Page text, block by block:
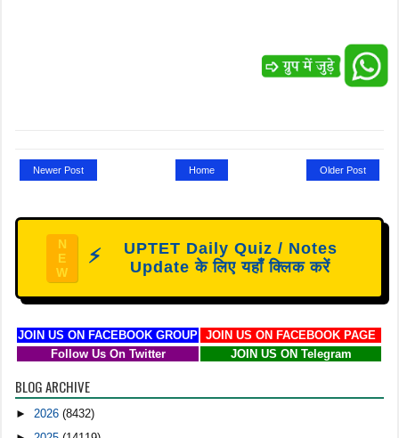
Newer Post Older Post
Home
N
E
W
⚡
UPTET Daily Quiz / Notes
Update के लिए यहाँ क्लिक करें
JOIN US ON FACEBOOK GROUP
JOIN US ON FACEBOOK PAGE
Follow Us On Twitter
JOIN US ON Telegram
BLOG ARCHIVE
►2026(8432)